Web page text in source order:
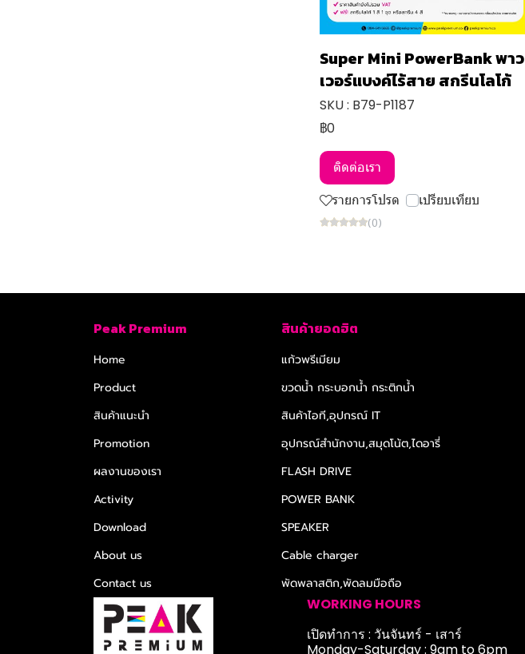
Super Mini PowerBank พาว
เวอร์แบงค์ไร้สาย สกรีนโลโก้
SKU : B79-P1187
฿0
ติดต่อเรา
รายการโปรด
เปรียบเทียบ
(0)
Peak Premium
Home
Product
สินค้าแนะนำ
Promotion
ผลงานของเรา
Activity
Download
About us
Contact us
สินค้ายอดฮิต
แก้วพรีเมียม
ขวดน้ำ กระบอกน้ำ กระติกน้ำ
สินค้าไอที,อุปกรณ์ IT
อุปกรณ์สำนักงาน,สมุดโน้ต,ไดอารี่
FLASH DRIVE
POWER BANK
SPEAKER
Cable charger
พัดพลาสติก,พัดลมมือถือ
WORKING HOURS
เปิดทำการ : วันจันทร์ - เสาร์
Monday-Saturday : 9am to 6pm